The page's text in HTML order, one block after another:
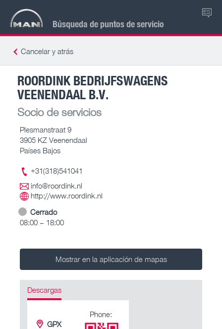
Búsqueda de puntos de servicio
ES
Cancelar y atrás
ROORDINK BEDRIJFSWAGENS
VEENENDAAL B.V.
Socio de servicios
Plesmanstraat 9
3905 KZ Veenendaal
Países Bajos
+31(318)541041
info@roordink.nl
http://www.roordink.nl
Cerrado
08:00 – 18:00
Mostrar en la aplicación de mapas
Descargas
GPX
Phone: